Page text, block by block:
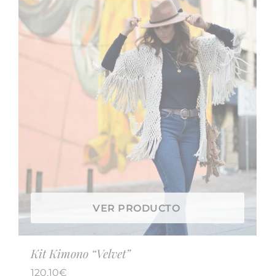
VER PRODUCTO
Kit Kimono “Velvet”
120,10€